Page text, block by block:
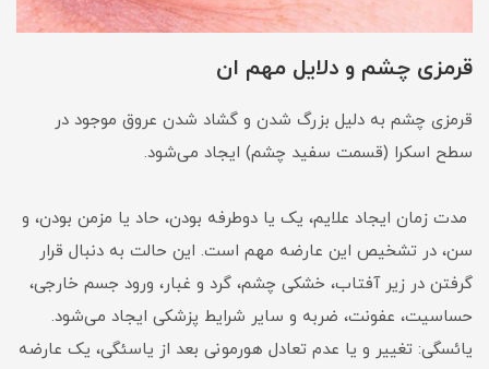
قرمزی چشم و دلایل مهم ان
قرمزی چشم به دلیل بزرگ شدن و گشاد شدن عروق موجود در
سطح اسکرا (قسمت سفید چشم) ایجاد می‌شود.
مدت زمان ایجاد علایم، یک یا دوطرفه بودن، حاد یا مزمن بودن، و
سن، در تشخیص این عارضه مهم است. این حالت به دنبال قرار
گرفتن در زیر آفتاب، خشکی چشم، گرد و غبار، ورود جسم خارجی،
حساسیت، عفونت، ضربه و سایر شرایط پزشکی ایجاد می‌شود.
یائسگی: تغییر و یا عدم تعادل هورمونی بعد از یاسئگی، یک عارضه